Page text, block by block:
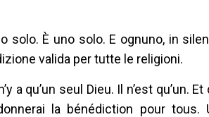
solo. È uno solo. E ognuno, in
valida per tutte le religioni.
a qu’un seul Dieu. Il n’est qu’un. Et
la bénédiction pour tous.